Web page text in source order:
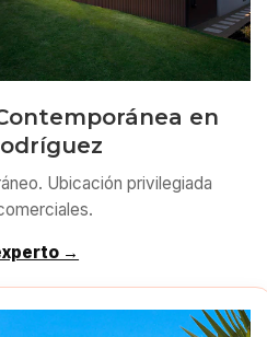
en
Ubicación privilegiada
→